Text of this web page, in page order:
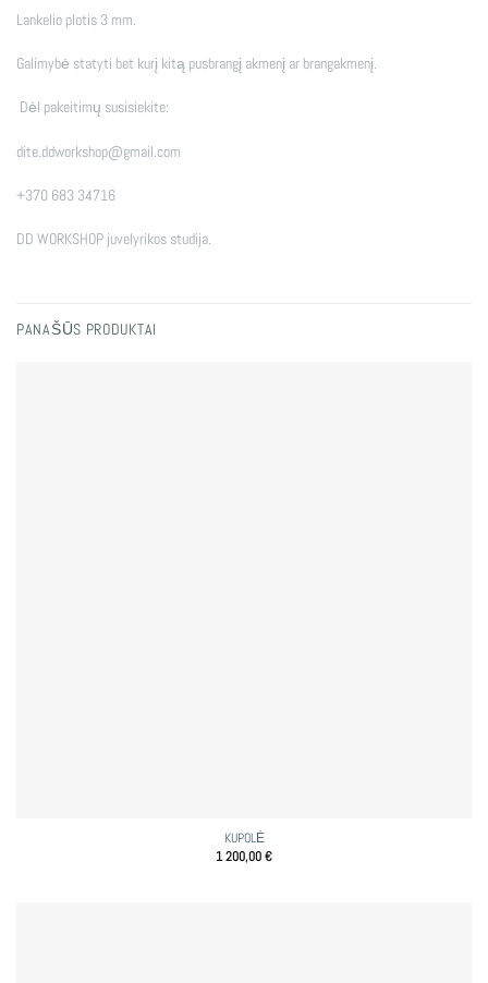
Lankelio plotis 3 mm.
Galimybė statyti bet kurį kitą pusbrangį akmenį ar brangakmenį.
Dėl pakeitimų susisiekite:
dite.ddworkshop@gmail.com
+370 683 34716
DD WORKSHOP juvelyrikos studija.
PANAŠŪS PRODUKTAI
KUPOLĖ
1 200,00€